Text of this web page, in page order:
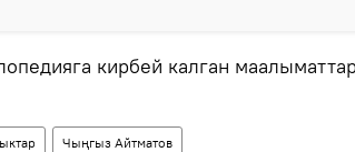
кирбей калган маалыматтар
Чыңгыз Айтматов